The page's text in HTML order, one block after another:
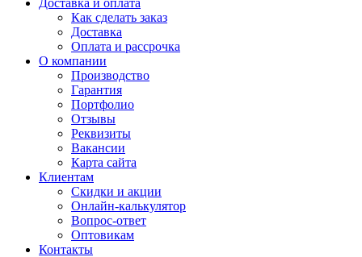
Доставка и оплата
Как сделать заказ
Доставка
Оплата и рассрочка
О компании
Производство
Гарантия
Портфолио
Отзывы
Реквизиты
Вакансии
Карта сайта
Клиентам
Скидки и акции
Онлайн-калькулятор
Вопрос-ответ
Оптовикам
Контакты